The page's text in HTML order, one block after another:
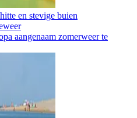
en stevige buien
aangenaam zomerweer te